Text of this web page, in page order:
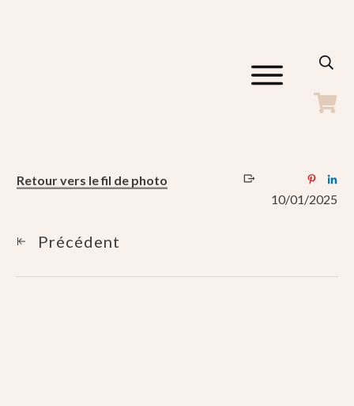
CONTACT
Retour vers le fil de photo
10/01/2025
Précédent